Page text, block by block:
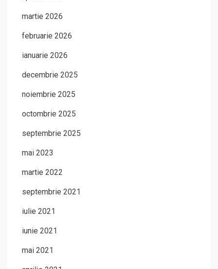
martie 2026
februarie 2026
ianuarie 2026
decembrie 2025
noiembrie 2025
octombrie 2025
septembrie 2025
mai 2023
martie 2022
septembrie 2021
iulie 2021
iunie 2021
mai 2021